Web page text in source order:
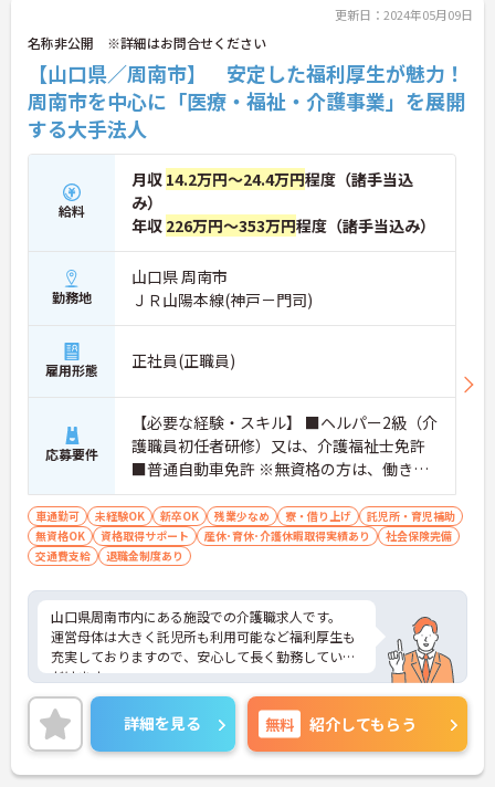
更新日：2024年05月09日
名称非公開 ※詳細はお問合せください
【山口県／周南市】 安定した福利厚生が魅力！
周南市を中心に「医療・福祉・介護事業」を展開
する大手法人
給料
月収 14.2万円～24.4万円程度（諸手当込
み）
年収 226万円～353万円程度（諸手当込み）
勤務地
山口県 周南市
ＪＲ山陽本線(神戸－門司)
雇用形態 正社員(正職員)
応募要件
【必要な経験・スキル】 ■ヘルパー2級（介
護職員初任者研修）又は、介護福祉士免許
■普通自動車免許 ※無資格の方は、働きな
がら介護職員初任者研修の資格を取得して
いただきます （資格取得の費用は法人が負
担しますが、受講開始から3年以内に退職し
た場合は、自己負担となります）
車通勤可 未経験OK 新卒OK 残業少なめ 寮・借り上げ
託児所・育児補助
無資格OK
資格取得サポート 産休･育休･介護休暇取得実績あり
社会保険完備
交通費支給
退職金制度あり
山口県周南市内にある施設での介護職求人です。
運営母体は大きく託児所も利用可能など福利厚生も
充実しておりますので、安心して長く勤務していた
だけます。
また資格取得支援制度もございますので、◎経験者
の方はもちろん、これから頑張りたい、チャレンジ
したいという方にもオススメの求人です。
ご興味ある方には、面接対策ポイントなど、さらに
詳細をお話しいたしますのでお気軽にご相談くださ
詳細を見る 無料 紹介してもらう